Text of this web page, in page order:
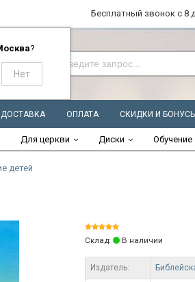
?
Бесплатный звонок с 8
ДОСТАВКА ОПЛАТА СКИДКИ И БОНУСЫ
Для церкви Диски Обучение
детей
Склад: В наличии
Издатель: